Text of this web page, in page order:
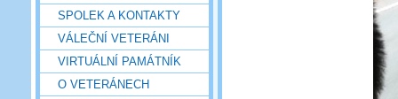
SPOLEK A KONTAKTY
VÁLEČNÍ VETERÁNI
VIRTUÁLNÍ PAMÁTNÍK
O VETERÁNECH